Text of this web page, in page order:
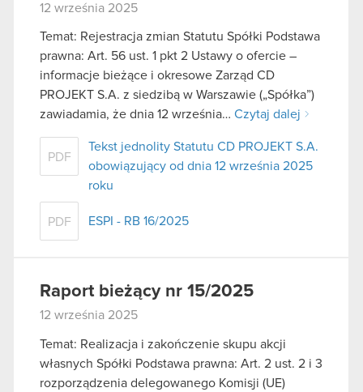
12 września 2025
Temat: Rejestracja zmian Statutu Spółki Podstawa
prawna: Art. 56 ust. 1 pkt 2 Ustawy o ofercie –
informacje bieżące i okresowe Zarząd CD
PROJEKT S.A. z siedzibą w Warszawie („Spółka”)
zawiadamia, że dnia 12 września… Czytaj dalej
PDF
Tekst jednolity Statutu CD PROJEKT S.A.
obowiązujący od dnia 12 września 2025
roku
PDF ESPI - RB 16/2025
Raport bieżący nr 15/2025
12 września 2025
Temat: Realizacja i zakończenie skupu akcji
własnych Spółki Podstawa prawna: Art. 2 ust. 2 i 3
rozporządzenia delegowanego Komisji (UE)